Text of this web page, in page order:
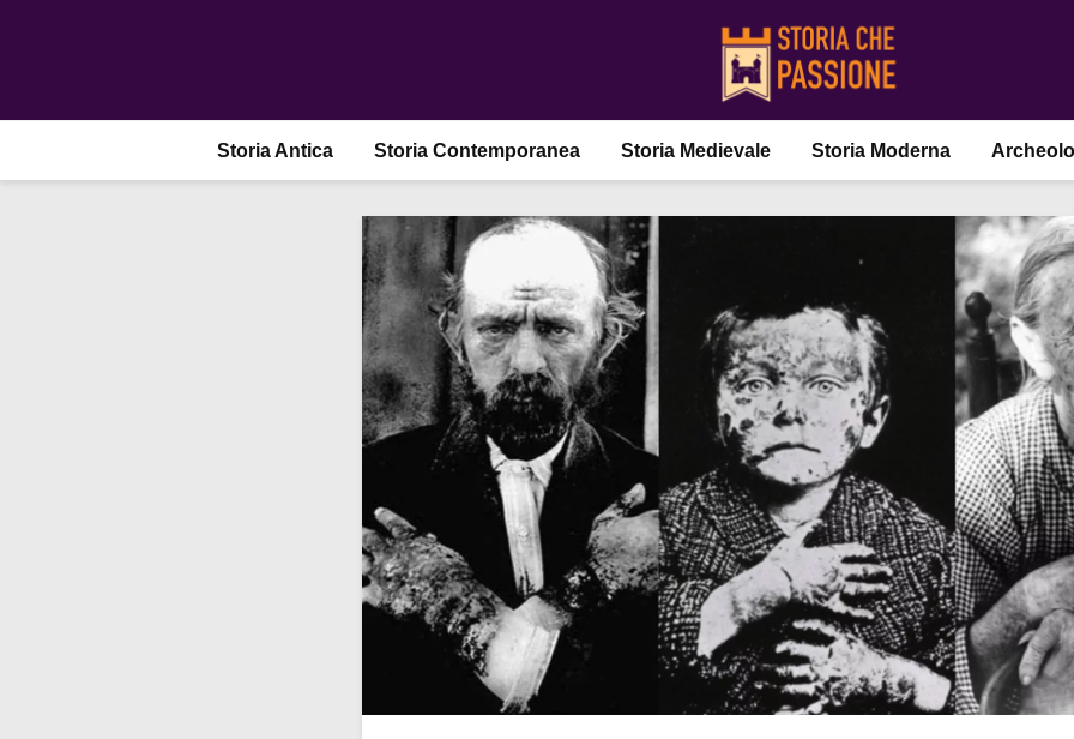
Storia Antica Storia Contemporanea Storia Medievale Storia Moderna